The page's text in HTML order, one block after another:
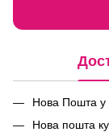
Нова Пошта у
Нова пошта